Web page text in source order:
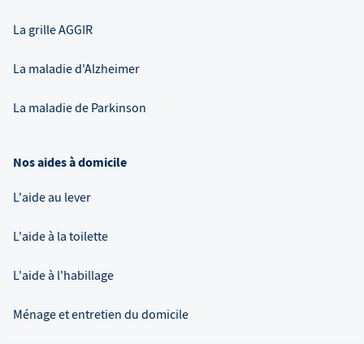
La grille AGGIR
La maladie d'Alzheimer
La maladie de Parkinson
Nos aides à domicile
L'aide au lever
L'aide à la toilette
L'aide à l'habillage
Ménage et entretien du domicile